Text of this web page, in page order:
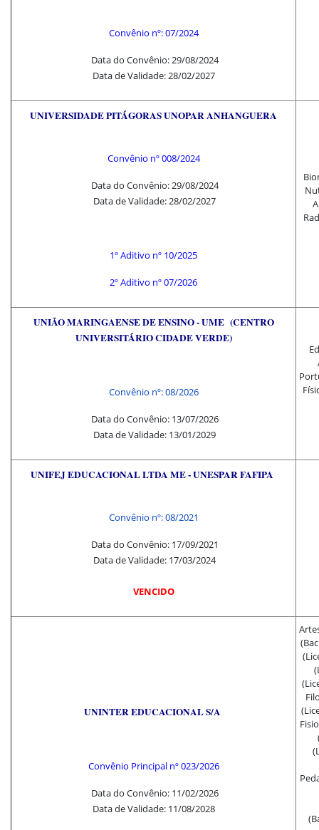
Convênio nº: 07/2024
Data do Convênio: 29/08/2024
Data de Validade: 28/02/2027
UNIVERSIDADE PITÁGORAS UNOPAR ANHANGUERA
Convênio nº 008/2024
Data do Convênio: 29/08/2024
Data de Validade: 28/02/2027
1º Aditivo nº 10/2025
2ºAditivo nº 07/2026
UNIÃO MARINGAENSE DE ENSINO - UME (CENTRO
UNIVERSITÁRIO CIDADE VERDE)
Convênio nº: 08/2026
Data do Convênio: 13/07/2026
Data de Validade: 13/01/2029
UNIFEJ EDUCACIONAL LTDA ME - UNESPAR FAFIPA
Convênio nº: 08/2021
Data do Convênio: 17/09/2021
Data de Validade: 17/03/2024
VENCIDO
UNINTER EDUCACIONAL S/A
Convênio Principal nº023/2026
Data do Convênio: 11/02/2026
Data de Validade: 11/08/2028